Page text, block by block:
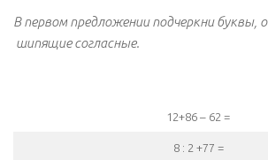
В первом предложении подчеркни буквы,
шипящие согласные.
12+86 – 62 =
8 : 2 +77 =